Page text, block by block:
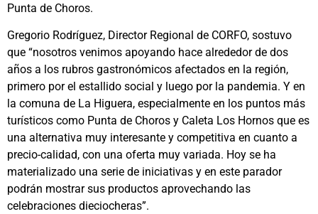
Punta de Choros.
Gregorio Rodríguez, Director Regional de CORFO, sostuvo
que “nosotros venimos apoyando hace alrededor de dos
años a los rubros gastronómicos afectados en la región,
primero por el estallido social y luego por la pandemia. Y en
la comuna de La Higuera, especialmente en los puntos más
turísticos como Punta de Choros y Caleta Los Hornos que es
una alternativa muy interesante y competitiva en cuanto a
precio-calidad, con una oferta muy variada. Hoy se ha
materializado una serie de iniciativas y en este parador
podrán mostrar sus productos aprovechando las
celebraciones dieciocheras”.